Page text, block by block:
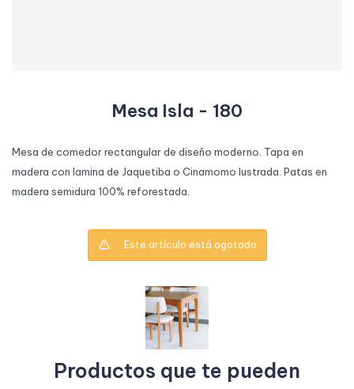
Mesa Isla - 180
Mesa de comedor rectangular de diseño moderno. Tapa en
madera con lamina de Jaquetiba o Cinamomo lustrada. Patas en
madera semidura 100% reforestada.
Este artículo está agotado.
Productos que te pueden